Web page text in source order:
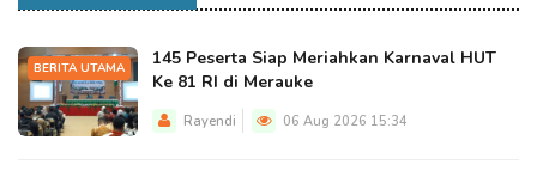
BERITA UTAMA
145 Peserta Siap Meriahkan Karnaval HUT
Ke 81 RI di Merauke
Rayendi 06 Aug 2026 15:34